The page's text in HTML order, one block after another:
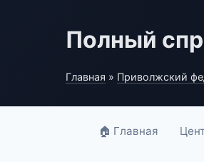
Полный
Главная » Приволжский
🏠 Главная